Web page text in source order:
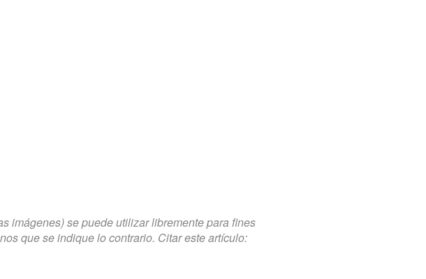
imágenes) se puede utilizar libremente para fines
que se indique lo contrario. Citar este artículo: